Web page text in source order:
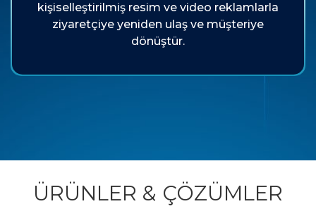
kişiselleştirilmiş resim ve video reklamlarla
ziyaretçiye yeniden ulaş ve müşteriye
dönüştür.
ÜRÜNLER & ÇÖZÜMLER